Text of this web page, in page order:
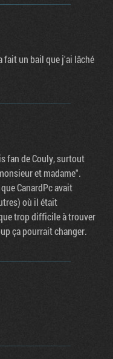
fait un bail que j'ai lâché
fan de Couly, surtout
et madame".
CanardPc avait
où il était
trop difficile à trouver
ça pourrait changer.